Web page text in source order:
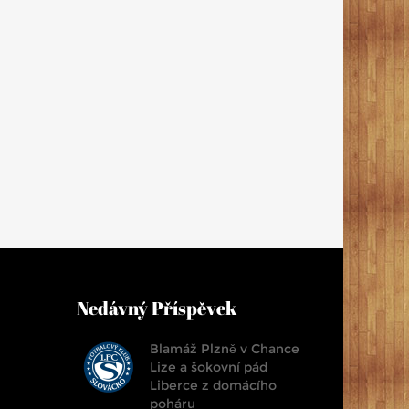
Nedávný Příspěvek
Blamáž Plzně v Chance
Lize a šokovní pád
Liberce z domácího
poháru